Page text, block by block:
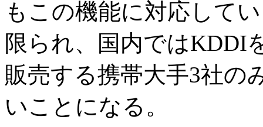
もこの機能に対応して
限られ、国内ではKDDI
販売する携帯大手3社の
いことになる。